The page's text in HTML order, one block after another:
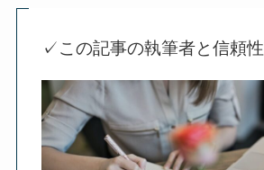
✓この記事の執筆者と信頼性